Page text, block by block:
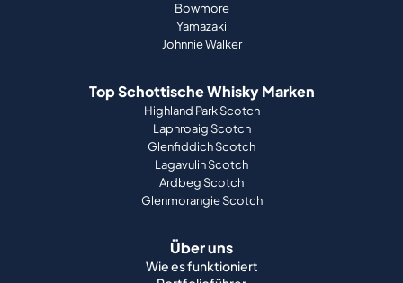
Bowmore
Yamazaki
Johnnie Walker
Top Schottische Whisky Marken
Highland Park Scotch
Laphroaig Scotch
Glenfiddich Scotch
Lagavulin Scotch
Ardbeg Scotch
Glenmorangie Scotch
Über uns
Wie es funktioniert